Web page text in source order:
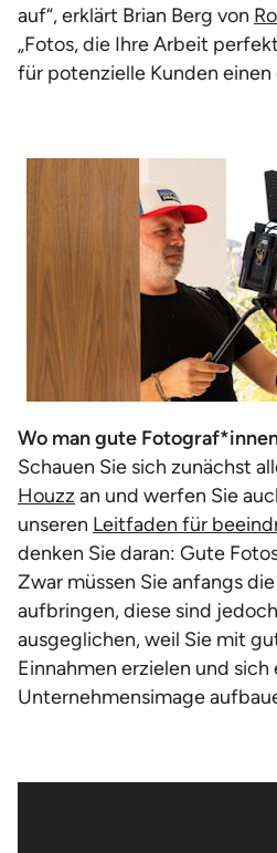
auf“, erklärt Brian Berg von
„Fotos, die Ihre Arbeit
für potenzielle Kunden
Wo man gute
Schauen Sie sich zunächst
Houzz an und werfen Sie
unseren Leitfaden für
denken Sie daran: Gute
Zwar müssen Sie anfangs
aufbringen, diese sind
ausgeglichen, weil Sie mit
Einnahmen erzielen und
Unternehmensimage